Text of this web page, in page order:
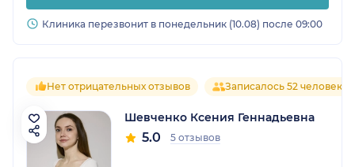
Клиника перезвонит в понедельник (10.08) после 09:00
Нет отрицательных отзывов Записалось 52 человека
Шевченко Ксения Геннадьевна
5.0 5 отзывов